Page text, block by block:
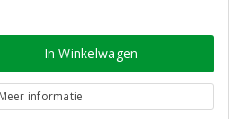
In Winkelwagen
Meer informatie